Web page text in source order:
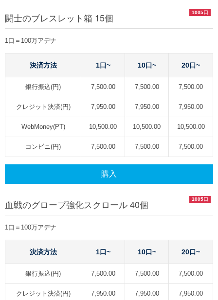
1005口
闘士のブレスレット箱 15個
1口＝100万アデナ
決済方法 1口~ 10口~ 20口~
銀行振込(円) 7,500.00 7,500.00 7,500.00
クレジット決済(円) 7,950.00 7,950.00 7,950.00
WebMoney(PT) 10,500.00 10,500.00 10,500.00
コンビニ(円) 7,500.00 7,500.00 7,500.00
購入
1005口
血戦のグローブ強化スクロール 40個
1口＝100万アデナ
決済方法 1口~ 10口~ 20口~
銀行振込(円) 7,500.00 7,500.00 7,500.00
クレジット決済(円) 7,950.00 7,950.00 7,950.00